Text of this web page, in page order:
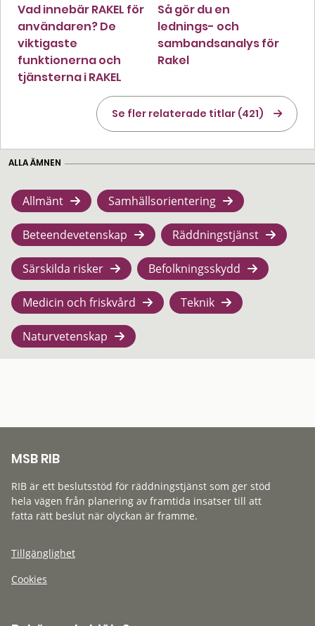
Vad innebär RAKEL för
användaren? De
viktigaste
funktionerna och
tjänsterna i RAKEL
Så gör du en
lednings- och
sambandsanalys för
Rakel
Se fler relaterade titlar (421)
ALLA ÄMNEN
Allmänt Samhällsorientering
Beteendevetenskap Räddningstjänst
Särskilda risker Befolkningsskydd
Medicin och friskvård Teknik
Naturvetenskap
MSB RIB
RIB är ett beslutsstöd för räddningstjänst som ger stöd
hela vägen från planering av framtida insatser till att
fatta rätt beslut när olyckan är framme.
Tillgänglighet
Cookies